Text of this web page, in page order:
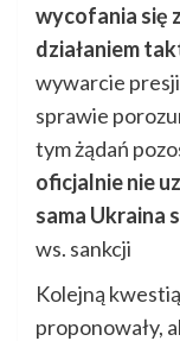
wycofania się
działaniem
wywarcie
sprawie
tym żądań
oficjalnie nie
sama Ukraina
ws. sankcji
Kolejną
proponowały,